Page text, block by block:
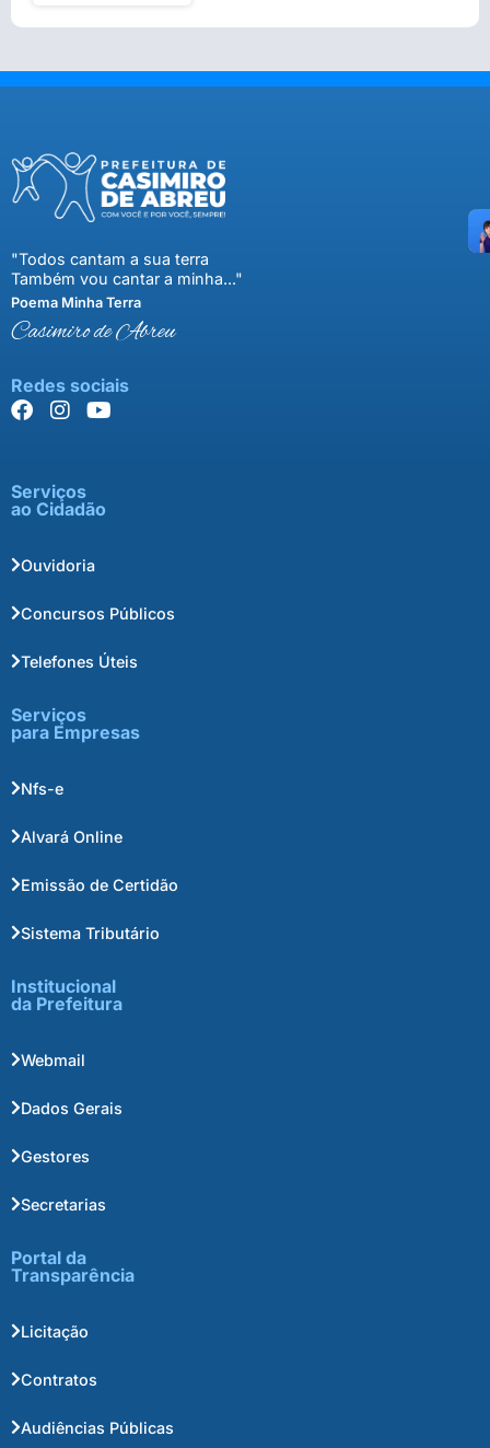
"Todos cantam a sua terra
Também vou cantar a minha..."
Poema Minha Terra
Casimiro de Abreu
Redes sociais
Serviços
ao Cidadão
Ouvidoria
Concursos Públicos
Telefones Úteis
Serviços
para Empresas
Nfs-e
Alvará Online
Emissão de Certidão
Sistema Tributário
Institucional
da Prefeitura
Webmail
Dados Gerais
Gestores
Secretarias
Portal da
Transparência
Licitação
Contratos
Audiências Públicas